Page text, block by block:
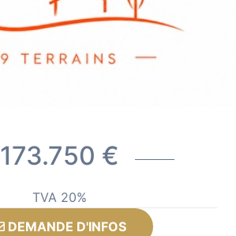
173.750 €
TVA 20%
DEMANDE D'INFOS